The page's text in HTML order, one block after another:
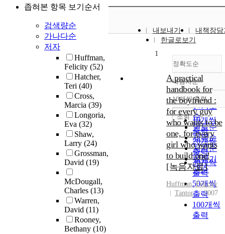
좁혀본 항목 보기순서
검색량순
가나다순
저자
Huffman,
Felicity (52)
Hatcher,
Teri (40)
Cross,
Marcia (39)
Longoria,
Eva (32)
Shaw,
Larry (24)
Grossman,
David (19)
McDougall,
Charles (13)
Warren,
David (11)
Rooney,
Bethany (10)
내보내기
내책장담
한글로보기
정확도순
정확도
순
인기도
순
연도순
제목순
저자순
발행기
관순
내림차순
내림차순
10개씩 출력
10개씩
출력
20개씩
출력
30개씩
출력
50개씩
출력
100개씩
출력
조회
1
A practical
handbook for
the boyfriend :
for every guy
who wants to be
one, for every
girl who wants
to build one!
[녹음자료]
Huffman,Felicity
Tantor
2007